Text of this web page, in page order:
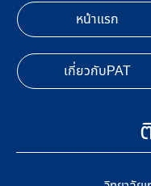
หน้าแรก
เกี่ยวกับPAT